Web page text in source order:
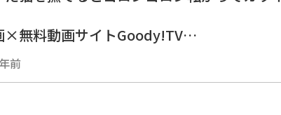
×無料動画サイトGoody!TV
チャンネルでは、【感動猫動画
プロードも行ってます。
前